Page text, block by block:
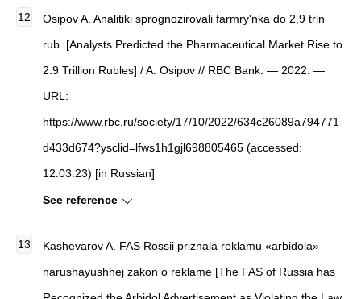
Osipov A. Analitiki sprognozirovali farmry'nka do 2,9 trln
rub. [Analysts Predicted the Pharmaceutical Market Rise to
2.9 Trillion Rubles] / A. Osipov // RBC Bank . — 2022. —
URL:
https://www.rbc.ru/society/17/10/2022/634c26089a794771
d433d674?ysclid=lfws1h1gjl698805465 (accessed:
12.03.23) [in Russian]
See reference
Kashevarov A. FAS Rossii priznala reklamu «arbidola»
narushayushhej zakon o reklame [The FAS of Russia has